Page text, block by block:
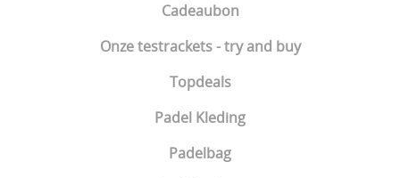
Cadeaubon
Onze testrackets - try and buy
Topdeals
Padel Kleding
Padelbag